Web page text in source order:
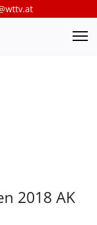
2018 AK